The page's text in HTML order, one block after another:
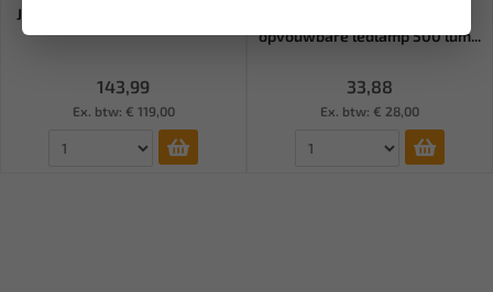
JBM Kabelhaspel 21M J-53586
143,99
Ex. btw: € 119,00
opvouwbare ledlamp 500 lum...
33,88
Ex. btw: € 28,00